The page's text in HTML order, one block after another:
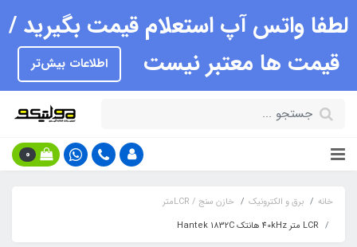
لطفا واتس آپ استعلام قیمت بگیرید /
قیمت ها معتبر نیست
اطلاعات بیش‌تر
0
خانه برق و الکترونیک
خازن سنج / LCRمتر
LCR متر 40kHz هانتک Hantek 1832C